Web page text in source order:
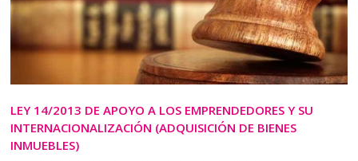
LEY 14/2013 DE APOYO A LOS EMPRENDEDORES Y SU
INTERNACIONALIZACIÓN (ADQUISICIÓN DE BIENES
INMUEBLES)